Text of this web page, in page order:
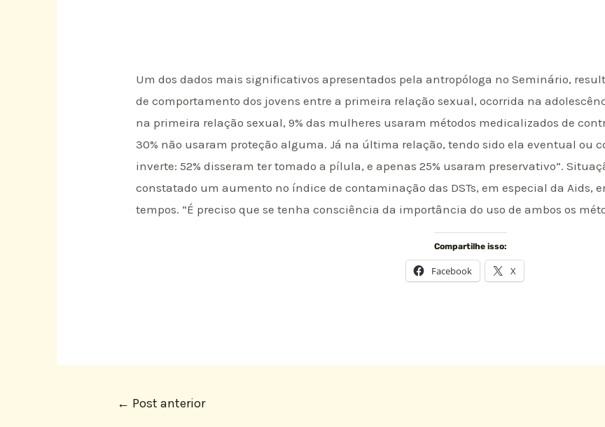
Um dos dados mais significativos apresentados pela antropóloga no Seminário,
de comportamento dos jovens entre a primeira relação sexual, ocorrida na
na primeira relação sexual, 9% das mulheres usaram métodos medicalizados de
30% não usaram proteção alguma. Já na última relação, tendo sido ela eventual ou
inverte: 52% disseram ter tomado a pílula, e apenas 25% usaram preservativo”.
constatado um aumento no índice de contaminação das DSTs, em especial da Aids,
tempos. “É preciso que se tenha consciência da importância do uso de ambos os
Compartilhe isso:
Facebook X
← Post anterior